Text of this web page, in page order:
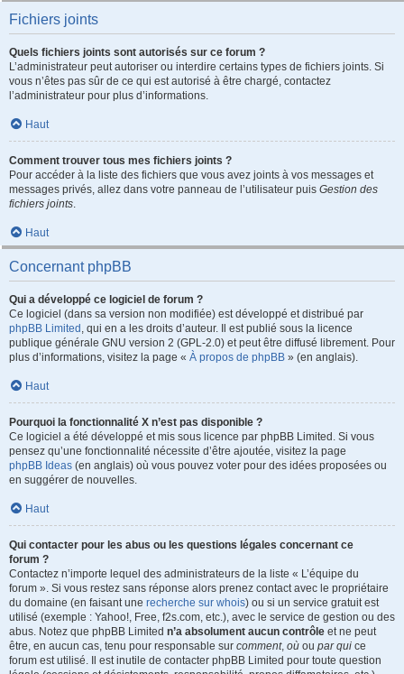
Fichiers joints
Quels fichiers joints sont autorisés sur ce forum ?
L’administrateur peut autoriser ou interdire certains types de fichiers joints. Si
vous n’êtes pas sûr de ce qui est autorisé à être chargé, contactez
l’administrateur pour plus d’informations.
Haut
Comment trouver tous mes fichiers joints ?
Pour accéder à la liste des fichiers que vous avez joints à vos messages et
messages privés, allez dans votre panneau de l’utilisateur puis Gestion des
fichiers joints.
Haut
Concernant phpBB
Qui a développé ce logiciel de forum ?
Ce logiciel (dans sa version non modifiée) est développé et distribué par
phpBB Limited , qui en a les droits d’auteur. Il est publié sous la licence
publique générale GNU version 2 (GPL-2.0) et peut être diffusé librement. Pour
plus d’informations, visitez la page « À propos de phpBB » (en anglais).
Haut
Pourquoi la fonctionnalité X n’est pas disponible ?
Ce logiciel a été développé et mis sous licence par phpBB Limited. Si vous
pensez qu’une fonctionnalité nécessite d’être ajoutée, visitez la page
phpBB Ideas (en anglais) où vous pouvez voter pour des idées proposées ou
en suggérer de nouvelles.
Haut
Qui contacter pour les abus ou les questions légales concernant ce
forum ?
Contactez n’importe lequel des administrateurs de la liste « L’équipe du
forum ». Si vous restez sans réponse alors prenez contact avec le propriétaire
du domaine (en faisant une recherche sur whois) ou si un service gratuit est
utilisé (exemple : Yahoo!, Free, f2s.com, etc.), avec le service de gestion ou des
abus. Notez que phpBB Limited n’a absolument aucun contrôle et ne peut
être, en aucun cas, tenu pour responsable sur comment, où ou par qui ce
forum est utilisé. Il est inutile de contacter phpBB Limited pour toute question